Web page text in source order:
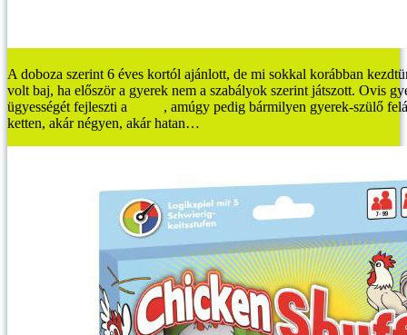
A doboza szerint 6 éves kortól ajánlott, de mi sokkal korábban
volt baj, ha először a gyerek nem a szabályok szerint játszott. Ovis
ügyességét fejleszti a
, amúgy pedig bármilyen gyerek-szülő
ketten, akár négyen, akár hatan…